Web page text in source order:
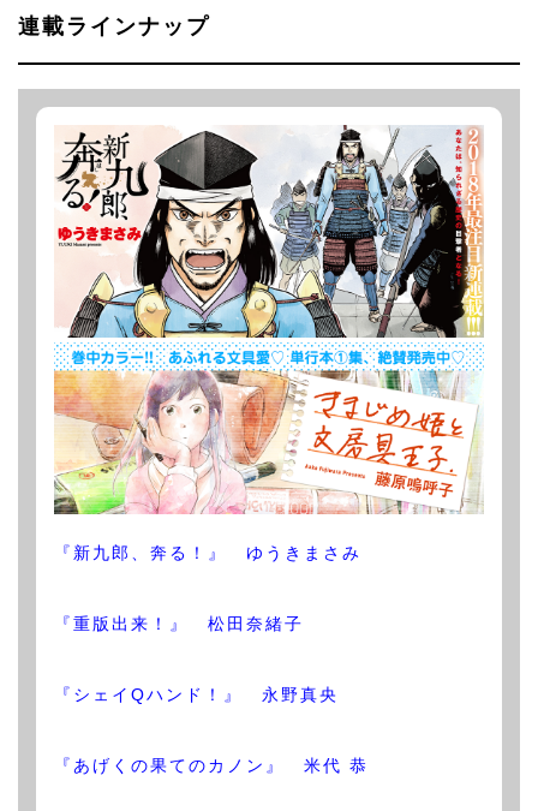
連載ラインナップ
『新九郎、奔る！』 ゆうきまさみ
『重版出来！』 松田奈緒子
『シェイQハンド！』 永野真央
『あげくの果てのカノン』 米代 恭